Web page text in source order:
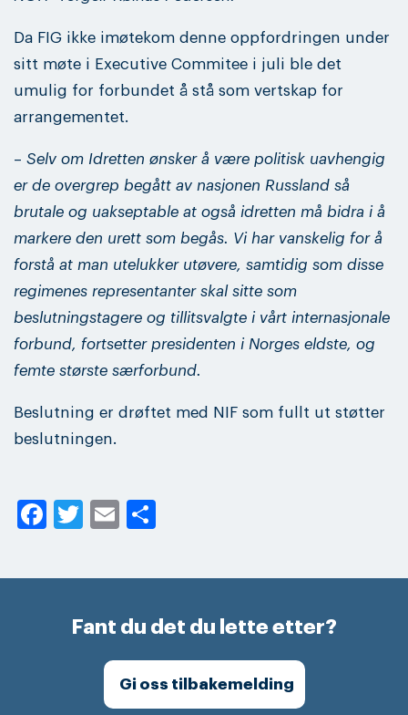
Da FIG ikke imøtekom denne oppfordringen under
sitt møte i Executive Commitee i juli ble det
umulig for forbundet å stå som vertskap for
arrangementet.
– Selv om Idretten ønsker å være politisk uavhengig
er de overgrep begått av nasjonen Russland så
brutale og uakseptable at også idretten må bidra i å
markere den urett som begås. Vi har vanskelig for å
forstå at man utelukker utøvere, samtidig som disse
regimenes representanter skal sitte som
beslutningstagere og tillitsvalgte i vårt internasjonale
forbund, fortsetter presidenten i Norges eldste, og
femte største særforbund.
Beslutning er drøftet med NIF som fullt ut støtter
beslutningen.
Facebook
Twitter
Email
Fant du det du lette etter?
Gi oss tilbakemelding